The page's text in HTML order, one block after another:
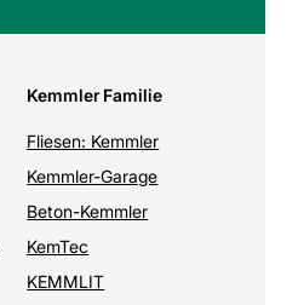
Kemmler Familie
Fliesen: Kemmler
Kemmler-Garage
Beton-Kemmler
KemTec
KEMMLIT